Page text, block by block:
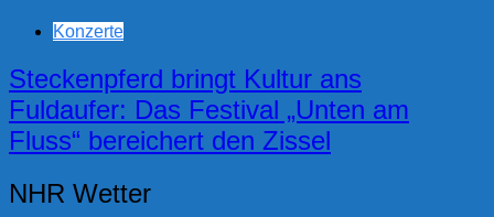
Konzerte
Steckenpferd bringt Kultur ans
Fuldaufer: Das Festival „Unten am
Fluss“ bereichert den Zissel
NHR Wetter